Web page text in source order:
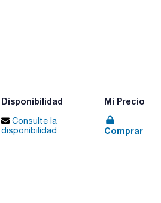
Disponibilidad Mi Precio
Consulte la
disponibilidad
Comprar